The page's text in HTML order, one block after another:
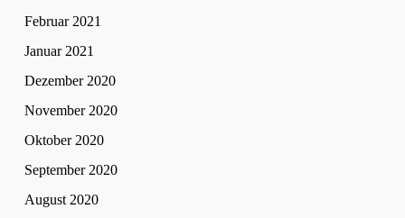
Februar 2021
Januar 2021
Dezember 2020
November 2020
Oktober 2020
September 2020
August 2020